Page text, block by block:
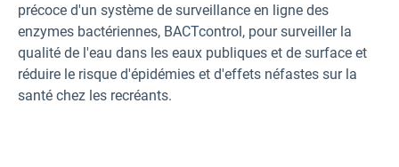
précoce d'un système de surveillance en ligne des
enzymes bactériennes, BACTcontrol, pour surveiller la
qualité de l'eau dans les eaux publiques et de surface et
réduire le risque d'épidémies et d'effets néfastes sur la
santé chez les recréants.